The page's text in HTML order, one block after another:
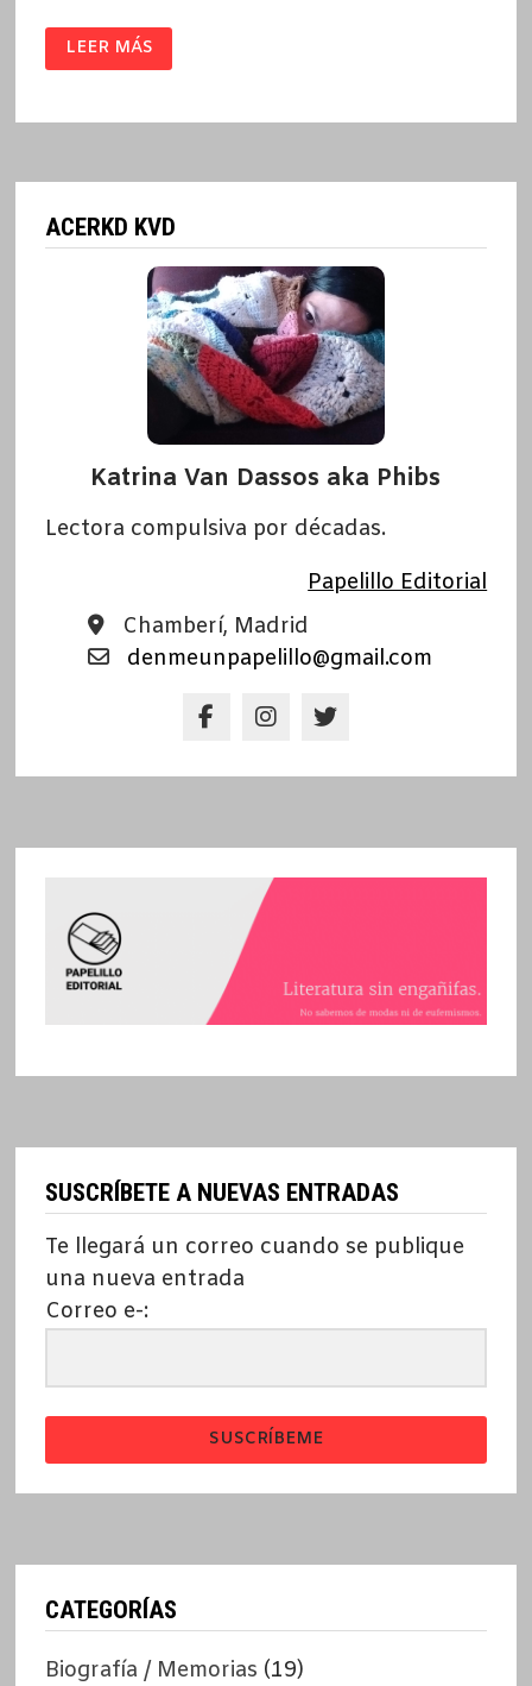
EL
MISTERIO
DEL
JOSTEIN
LEER MÁS
ACERKD KVD
Katrina Van Dassos aka Phibs
Lectora compulsiva por décadas.
Papelillo Editorial
Chamberí, Madrid
denmeunpapelillo@gmail.com
SUSCRÍBETE A NUEVAS ENTRADAS
Te llegará un correo cuando se publique
una nueva entrada
Correo e-:
SUSCRÍBEME
CATEGORÍAS
Biografía / Memorias (19)